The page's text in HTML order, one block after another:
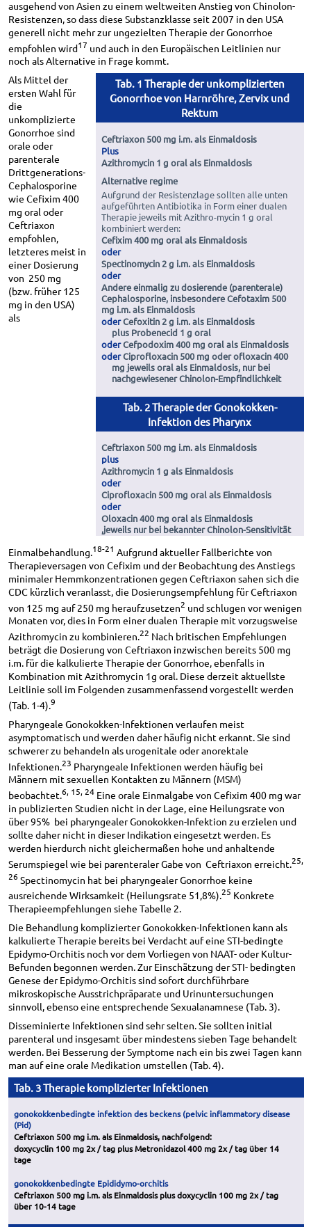
ausgehend von Asien zu einem weltweiten Anstieg von Chinolon-
Resistenzen, so dass diese Substanzklasse seit 2007 in den USA
generell nicht mehr zur ungezielten Therapie der Gonorrhoe
empfohlen wird17 und auch in den Europäischen Leitlinien nur
noch als Alternative in Frage kommt.
Tab. 1 Therapie der unkomplizierten
Gonorrhoe von Harnröhre, Zervix und
Rektum
Ceftriaxon 500 mg i.m. als Einmaldosis
Plus
Azithromycin 1 g oral als Einmaldosis
Alternative regime
Aufgrund der Resistenzlage sollten alle unten
aufgeführten Antibiotika in Form einer dualen
Therapie jeweils mit Azithro-mycin 1 g oral
kombiniert werden:
Cefixim 400 mg oral als Einmaldosis
oder
Spectinomycin 2 g i.m. als Einmaldosis
oder
Andere einmalig zu dosierende (parenterale)
Cephalosporine, insbesondere Cefotaxim 500
mg i.m. als Einmaldosis
oderCefoxitin 2 g i.m. als Einmaldosis
plus Probenecid 1 g oral
oderCefpodoxim 400 mg oral als Einmaldosis
oderCiprofloxacin 500 mg oder ofloxacin 400
mg jeweils oral als Einmaldosis, nur bei
nachgewiesener Chinolon-Empfindlichkeit
Tab. 2 Therapie der Gonokokken-
Infektion des Pharynx
Ceftriaxon 500 mg i.m. als Einmaldosis
plus
Azithromycin 1 g als Einmaldosis
oder
Ciprofloxacin 500 mg oral als Einmaldosis
oder
Oloxacin 400 mg oral als Einmaldosis
,jeweils nur bei bekannter Chinolon-Sensitivität
Als Mittel der
ersten Wahl für
die
unkomplizierte
Gonorrhoe sind
orale oder
parenterale
Drittgenerations-
Cephalosporine
wie Cefixim 400
mg oral oder
Ceftriaxon
empfohlen,
letzteres meist in
einer Dosierung
von 250 mg
(bzw. früher 125
mg in den USA)
als
Einmalbehandlung.18-21 Aufgrund aktueller Fallberichte von
Therapieversagen von Cefixim und der Beobachtung des Anstiegs
minimaler Hemmkonzentrationen gegen Ceftriaxon sahen sich die
CDC kürzlich veranlasst, die Dosierungsempfehlung für Ceftriaxon
von 125 mg auf 250 mg heraufzusetzen2 und schlugen vor wenigen
Monaten vor, dies in Form einer dualen Therapie mit vorzugsweise
Azithromycin zu kombinieren.22 Nach britischen Empfehlungen
beträgt die Dosierung von Ceftriaxon inzwischen bereits 500 mg
i.m. für die kalkulierte Therapie der Gonorrhoe, ebenfalls in
Kombination mit Azithromycin 1g oral. Diese derzeit aktuellste
Leitlinie soll im Folgenden zusammenfassend vorgestellt werden
(Tab. 1-4).9
Pharyngeale Gonokokken-Infektionen verlaufen meist
asymptomatisch und werden daher häufig nicht erkannt. Sie sind
schwerer zu behandeln als urogenitale oder anorektale
Infektionen. 23 Pharyngeale Infektionen werden häufig bei
Männern mit sexuellen Kontakten zu Männern (MSM)
beobachtet.6, 15, 24 Eine orale Einmalgabe von Cefixim 400 mg war
in publizierten Studien nicht in der Lage, eine Heilungsrate von
über 95% bei pharyngealer Gonokokken-Infektion zu erzielen und
sollte daher nicht in dieser Indikation eingesetzt werden. Es
werden hierdurch nicht gleichermaßen hohe und anhaltende
Serumspiegel wie bei parenteraler Gabe von Ceftriaxon erreicht.25,
26Spectinomycin hat bei pharyngealer Gonorrhoe keine
ausreichende Wirksamkeit (Heilungsrate 51,8%).25 Konkrete
Therapieempfehlungen siehe Tabelle 2.
Die Behandlung komplizierter Gonokokken-Infektionen kann als
kalkulierte Therapie bereits bei Verdacht auf eine STI-bedingte
Epidymo-Orchitis noch vor dem Vorliegen von NAAT- oder Kultur-
Befunden begonnen werden. Zur Einschätzung der STI- bedingten
Genese der Epidymo-Orchitis sind sofort durchführbare
mikroskopische Ausstrichpräparate und Urinuntersuchungen
sinnvoll, ebenso eine entsprechende Sexualanamnese (Tab. 3).
Disseminierte Infektionen sind sehr selten. Sie sollten initial
parenteral und insgesamt über mindestens sieben Tage behandelt
werden. Bei Besserung der Symptome nach ein bis zwei Tagen kann
man auf eine orale Medikation umstellen (Tab. 4).
Tab. 3 Therapie komplizierter Infektionen
gonokokkenbedingte infektion des beckens (pelvic inflammatory disease
(Pid)
Ceftriaxon 500 mg i.m. als Einmaldosis, nachfolgend:
doxycyclin 100 mg 2x / tag plus Metronidazol 400 mg 2x / tag über 14
tage
gonokokkenbedingte Epididymo-orchitis
Ceftriaxon 500 mg i.m. als Einmaldosis plus doxycyclin 100 mg 2x / tag
über 10-14 tage